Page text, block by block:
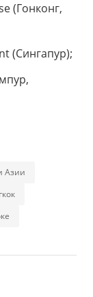
(Гонконг,
(Сингапур);
Азии